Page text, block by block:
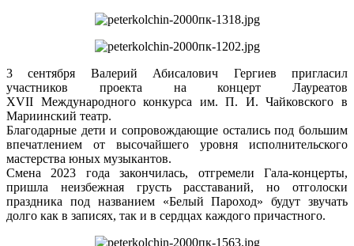
3 сентября Валерий Абисалович Гергиев пригласил
участников проекта на концерт Лауреатов
XVII Международного конкурса им. П. И. Чайковского в
Мариинский театр.
Благодарные дети и сопровождающие остались под большим
впечатлением от высочайшего уровня исполнительского
мастерства юных музыкантов.
Смена 2023 года закончилась, отгремели Гала-концерты,
пришла неизбежная грусть расставаний, но отголоски
праздника под названием «Белый Пароход» будут звучать
долго как в записях, так и в сердцах каждого причастного.